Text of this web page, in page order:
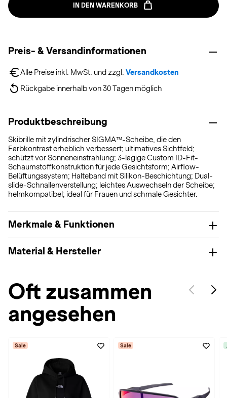
IN DEN WARENKORB
Preis- & Versandinformationen
Alle Preise inkl. MwSt. und zzgl. Versandkosten
Rückgabe innerhalb von 30 Tagen möglich
Produktbeschreibung
Skibrille mit zylindrischer SIGMA™-Scheibe, die den
Farbkontrast erheblich verbessert; ultimatives Sichtfeld;
schützt vor Sonneneinstrahlung; 3-lagige Custom ID-Fit-
Schaumstoffkonstruktion für jede Gesichtsform; Airflow-
Belüftungssystem; Halteband mit Silikon-Beschichtung; Dual-
slide-Schnallenverstellung; leichtes Auswechseln der Scheibe;
helmkompatibel; ideal für Frauen und schmale Gesichter.
Merkmale & Funktionen
Material & Hersteller
Oft zusammen
angesehen
Sale Sale